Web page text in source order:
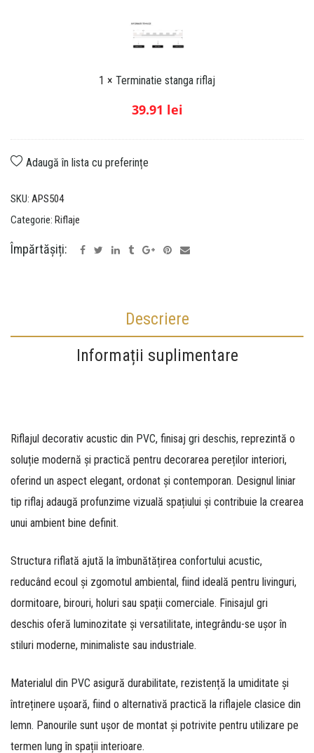
a
t
i
r
m
n
t
f
l
a
1 × Terminatie stanga riflaj
39.91 lei
Adaugă în lista cu preferințe
SKU: APS504
Categorie: Riflaje
Împărtășiți:
Descriere
Informații suplimentare
Riflajul decorativ acustic din PVC, finisaj gri deschis, reprezintă o
soluție modernă și practică pentru decorarea pereților interiori,
oferind un aspect elegant, ordonat și contemporan. Designul liniar
tip riflaj adaugă profunzime vizuală spațiului și contribuie la crearea
unui ambient bine definit.
Structura riflată ajută la îmbunătățirea confortului acustic,
reducând ecoul și zgomotul ambiental, fiind ideală pentru livinguri,
dormitoare, birouri, holuri sau spații comerciale. Finisajul gri
deschis oferă luminozitate și versatilitate, integrându-se ușor în
stiluri moderne, minimaliste sau industriale.
Materialul din PVC asigură durabilitate, rezistență la umiditate și
întreținere ușoară, fiind o alternativă practică la riflajele clasice din
lemn. Panourile sunt ușor de montat și potrivite pentru utilizare pe
termen lung în spații interioare.